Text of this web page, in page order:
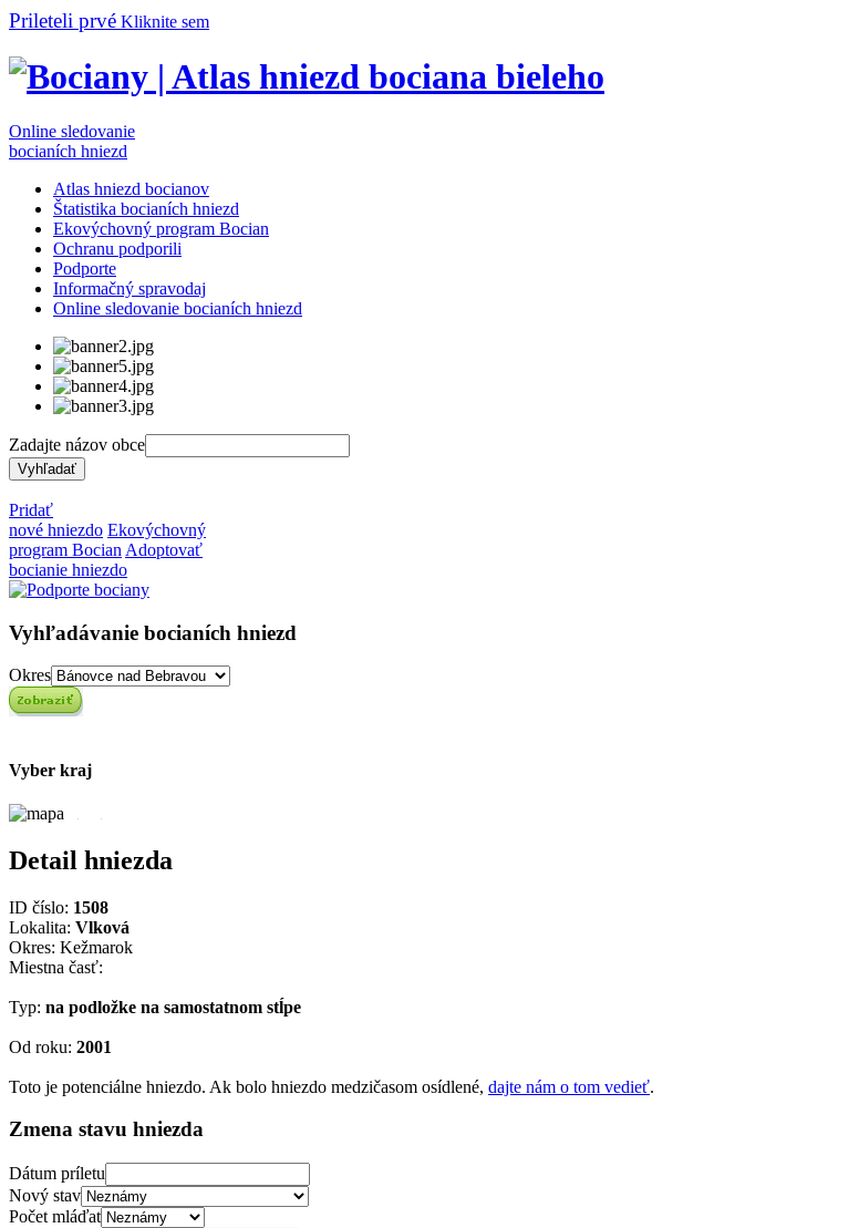
Prileteli prvé Kliknite sem
Online sledovanie
bocianích hniezd
Atlas hniezd bocianov
Štatistika bocianích hniezd
Ekovýchovný program Bocian
Ochranu podporili
Podporte
Informačný spravodaj
Online sledovanie bocianích hniezd
Zadajte názov obce
Pridať
nové hniezdo Ekovýchovný
program Bocian Adoptovať
bocianie hniezdo
Vyhľadávanie bocianích hniezd
Okres
Vyber kraj
Detail hniezda
ID číslo: 1508
Lokalita: Vlková
Okres: Kežmarok
Miestna časť:
Typ: na podložke na samostatnom stĺpe
Od roku: 2001
Toto je potenciálne hniezdo. Ak bolo hniezdo medzičasom osídlené, dajte nám o tom vedieť.
Zmena stavu hniezda
Dátum príletu
Nový stav
Počet mláďat